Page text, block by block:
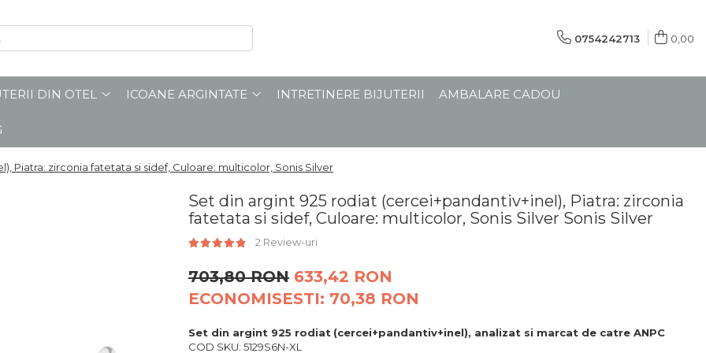
0754242713 0,00
DIN OTEL ICOANE ARGINTATE INTRETINERE BIJUTERII AMBALARE CADOU
Piatra: zirconia fatetata si sidef, Culoare: multicolor, Sonis Silver
Set din argint 925 rodiat (cercei+pandantiv+inel), Piatra: zirconia
fatetata si sidef, Culoare: multicolor, Sonis Silver Sonis Silver
2 Review-uri
703,80 RON 633,42 RON
ECONOMISESTI: 70,38 RON
Set din argint 925 rodiat (cercei+pandantiv+inel), analizat si marcat de catre ANPC
COD SKU: 5129S6N-XL